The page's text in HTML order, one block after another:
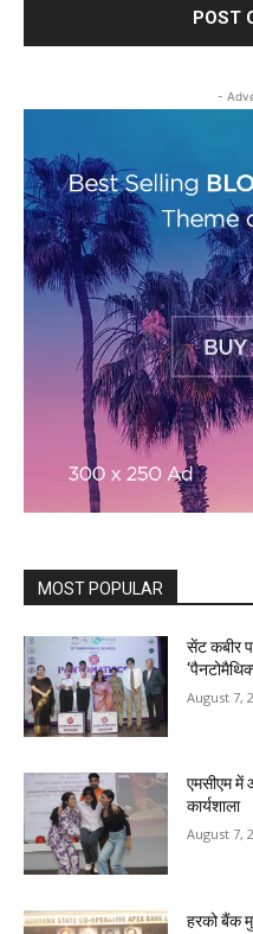
-
MOST POPULAR
सेंट कबीर
August 7,
एमसीएम में
कार्यशाला
August 7,
हरको बैंक